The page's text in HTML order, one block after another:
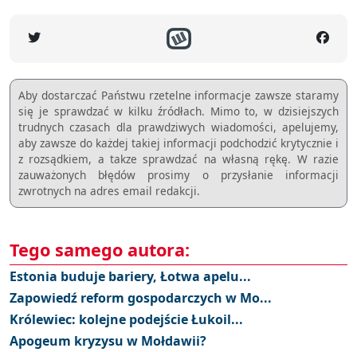
Aby dostarczać Państwu rzetelne informacje zawsze staramy
się je sprawdzać w kilku źródłach. Mimo to, w dzisiejszych
trudnych czasach dla prawdziwych wiadomości, apelujemy,
aby zawsze do każdej takiej informacji podchodzić krytycznie i
z rozsądkiem, a takze sprawdzać na własną rękę. W razie
zauważonych błędów prosimy o przysłanie informacji
zwrotnych na adres email redakcji.
Tego samego autora:
Estonia buduje bariery, Łotwa apelu...
Zapowiedź reform gospodarczych w Mo...
Królewiec: kolejne podejście Łukoil...
Apogeum kryzysu w Mołdawii?